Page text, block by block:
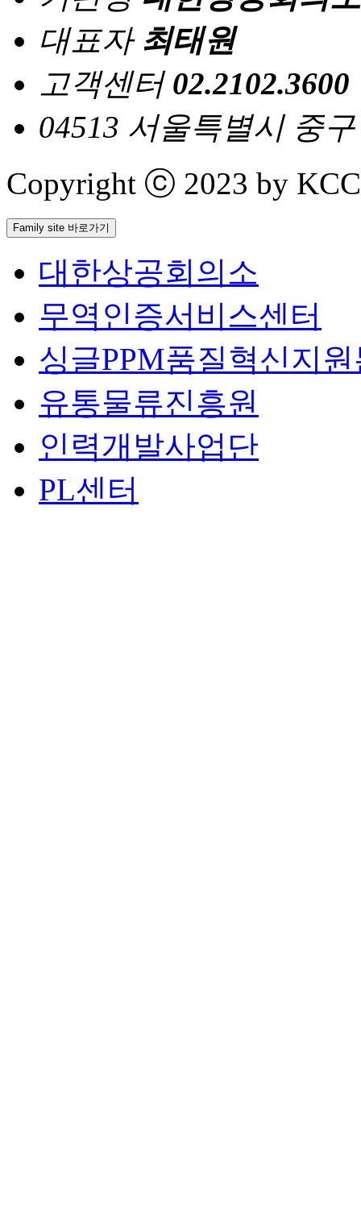
대표자 최태원
고객센터 02.2102.3600
04513 서울특별시 중
Copyright ⓒ 2023 by
Family site 바로가기
대한상공회의소
무역인증서비스센터
싱글PPM품질혁신지
유통물류진흥원
인력개발사업단
PL센터